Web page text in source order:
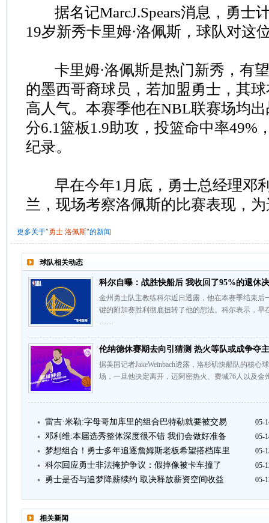
据名记MarcJ.Spears消息，勇士
19岁新秀卡里姆·洛佩斯，球队对这
卡里姆·洛佩斯是热门新秀，有
的墨西哥裔球员，若加盟勇士，其
高人气。本赛季他在NBL联赛场均
分6.1篮板1.9助攻，投篮命中率49%
纪录。
早在今年1月底，勇士总经理邓
兰，现场考察洛佩斯的比赛表现，
更多关于"勇士 洛佩斯"的新闻
球队相关动态
科尔自曝：战胜快船后 我收回了95%的退休
金州勇士队主教练科尔近日透露，他在本赛季结束后
键的附加赛胜利彻底扭转了他的想法。科尔表示，
……
伦纳德休赛期去向引猜测 热火等队或成争夺
据美国记者JakeWeinbach透露，洛杉矶快船队的核
场，一旦他决定离开，迈阿密热火、费城76人以及
雷吉·米勒:字母哥加库里的组合巴特勒就要被交易 05-
邓利维:本届选秀整体深度很不错 我们会做好准备 05-
梦想组合！勇士多年追逐詹姆斯老板希望搭档库里 05-
科尔回应勇士非法掩护争议：假摔像被卡车撞了 05-
勇士是否与追梦降薪续约 取决释放薪资空间收益 05-
相关新闻